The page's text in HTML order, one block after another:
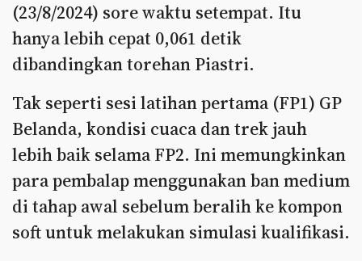
(23/8/2024) sore waktu setempat. Itu
hanya lebih cepat 0,061 detik
dibandingkan torehan Piastri.
Tak seperti sesi latihan pertama (FP1) GP
Belanda, kondisi cuaca dan trek jauh
lebih baik selama FP2. Ini memungkinkan
para pembalap menggunakan ban medium
di tahap awal sebelum beralih ke kompon
soft untuk melakukan simulasi kualifikasi.